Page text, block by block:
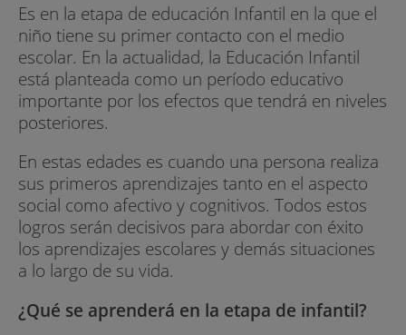
Es en la etapa de educación Infantil en la que el
niño tiene su primer contacto con el medio
escolar. En la actualidad, la Educación Infantil
está planteada como un período educativo
importante por los efectos que tendrá en niveles
posteriores.
En estas edades es cuando una persona realiza
sus primeros aprendizajes tanto en el aspecto
social como afectivo y cognitivos. Todos estos
logros serán decisivos para abordar con éxito
los aprendizajes escolares y demás situaciones
a lo largo de su vida.
¿Qué se aprenderá en la etapa de infantil?